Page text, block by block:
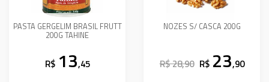
PASTA GERGELIM BRASIL FRUTT
200G TAHINE
R$ 13,45
NOZES S/ CASCA 200G
R$ 28,90 R$ 23,90